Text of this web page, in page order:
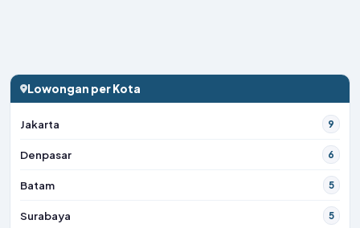
Lowongan per Kota
Jakarta 9
Denpasar 6
Batam 5
Surabaya 5